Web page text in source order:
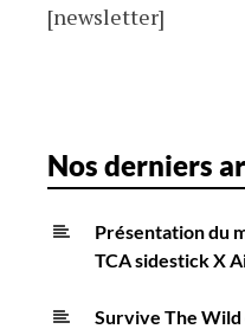
[newsletter]
Nos derniers
Présentation du
TCA sidestick X
Survive The Wild